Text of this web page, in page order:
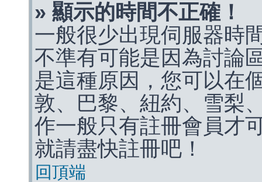
» 顯示的時間不正確！
一般很少出現伺服器時
不準有可能是因為討論
是這種原因，您可以在
敦、巴黎、紐約、雪梨
作一般只有註冊會員才
就請盡快註冊吧！
回頂端